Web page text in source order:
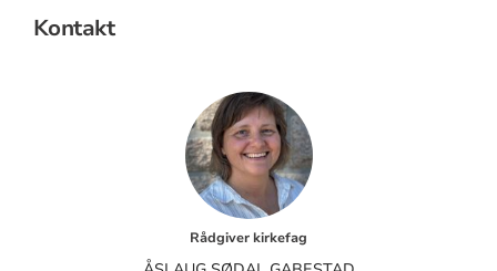
Kontakt
Rådgiver kirkefag